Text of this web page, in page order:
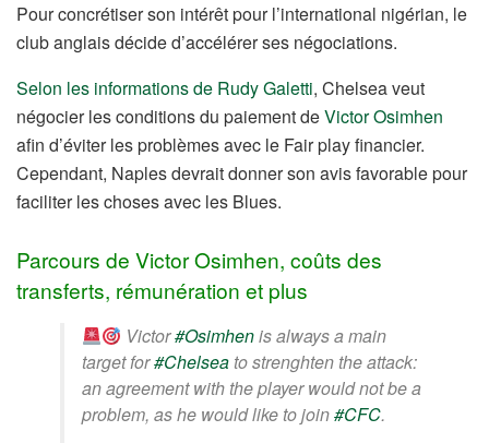
Pour concrétiser son intérêt pour l’international nigérian, le
club anglais décide d’accélérer ses négociations.
Selon les informations de Rudy Galetti, Chelsea veut
négocier les conditions du paiement deVictor Osimhen
afin d’éviter les problèmes avec le Fair play financier.
Cependant, Naples devrait donner son avis favorable pour
faciliter les choses avec les Blues.
Parcours de Victor Osimhen, coûts des
transferts, rémunération et plus
Victor#Osimhenis always a main
target for#Chelsea to strenghten the attack:
an agreement with the player would not be a
problem, as he would like to join#CFC.